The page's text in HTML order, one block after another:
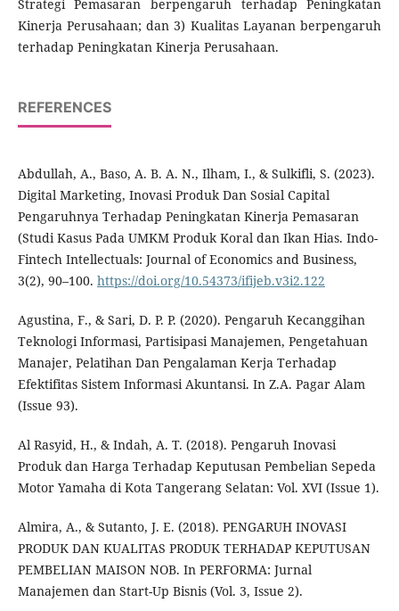
Strategi Pemasaran berpengaruh terhadap Peningkatan
Kinerja Perusahaan; dan 3) Kualitas Layanan berpengaruh
terhadap Peningkatan Kinerja Perusahaan.
REFERENCES
Abdullah, A., Baso, A. B. A. N., Ilham, I., & Sulkifli, S. (2023).
Digital Marketing, Inovasi Produk Dan Sosial Capital
Pengaruhnya Terhadap Peningkatan Kinerja Pemasaran
(Studi Kasus Pada UMKM Produk Koral dan Ikan Hias. Indo-
Fintech Intellectuals: Journal of Economics and Business,
3(2), 90–100. https://doi.org/10.54373/ifijeb.v3i2.122
Agustina, F., & Sari, D. P. P. (2020). Pengaruh Kecanggihan
Teknologi Informasi, Partisipasi Manajemen, Pengetahuan
Manajer, Pelatihan Dan Pengalaman Kerja Terhadap
Efektifitas Sistem Informasi Akuntansi. In Z.A. Pagar Alam
(Issue 93).
Al Rasyid, H., & Indah, A. T. (2018). Pengaruh Inovasi
Produk dan Harga Terhadap Keputusan Pembelian Sepeda
Motor Yamaha di Kota Tangerang Selatan: Vol. XVI (Issue 1).
Almira, A., & Sutanto, J. E. (2018). PENGARUH INOVASI
PRODUK DAN KUALITAS PRODUK TERHADAP KEPUTUSAN
PEMBELIAN MAISON NOB. In PERFORMA: Jurnal
Manajemen dan Start-Up Bisnis (Vol. 3, Issue 2).